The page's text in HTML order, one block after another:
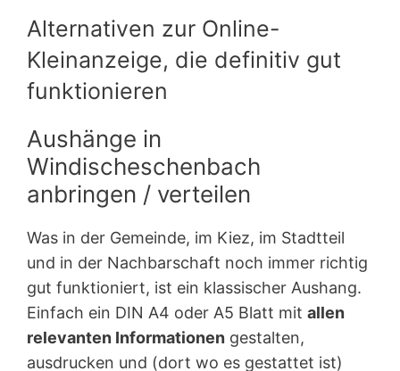
Alternativen zur Online-
Kleinanzeige, die definitiv gut
funktionieren
Aushänge in
Windischeschenbach
anbringen / verteilen
Was in der Gemeinde, im Kiez, im Stadtteil
und in der Nachbarschaft noch immer richtig
gut funktioniert, ist ein klassischer Aushang.
Einfach ein DIN A4 oder A5 Blatt mit allen
relevanten Informationen gestalten,
ausdrucken und (dort wo es gestattet ist)